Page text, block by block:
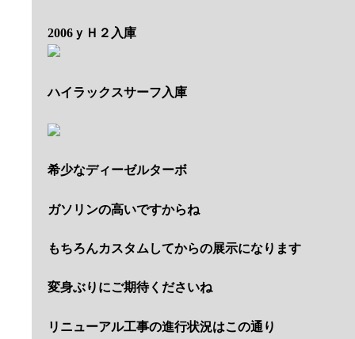
2006ｙＨ２入庫
ハイラックスサーフ入庫
希少なディーゼルターボ
ガソリンの高いですからね
もちろんカスタムしてからの展示になります
変身ぶりにご期待くださいね
リニューアル工事の進行状況はこの通り